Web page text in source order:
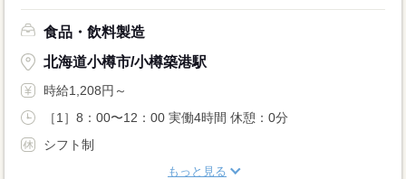
食品・飲料製造
北海道小樽市/小樽築港駅
時給1,208円～
［1］8：00〜12：00 実働4時間 休憩：0分
シフト制
もっと見る